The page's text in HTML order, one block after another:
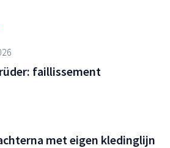
faillissement
met eigen kledinglijn